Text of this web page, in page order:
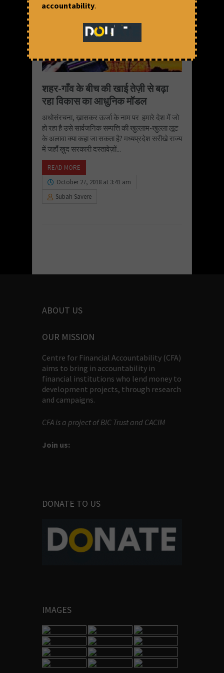
शहर-गाँव के बीच की खाई तेज़ी से बढ़ा
रहा विकास का आधुनिक मॉडल
अधोसंरचना, ख़ासकर ऊर्जा के नाम पर हमारे देश में जो
हो रहा है उसे सार्वजनिक सम्पत्ति की खुल्लाम-खुल्ला लूट
के अलावा क्या कहा जा सकता है? मध्यप्रदेश सरीखे राज्य
में जहाँ ख़ुद सरकारी दस्तावेज़ों...
READ MORE
October 27, 2018 at 3:41 am
Subah Savere
ABOUT US
OUR MISSION
Centre for Financial Accountability (CFA)
aims to bring in accountability in
financial institutions who lend money to
development projects, through research
and campaigns.
CFA is a project of BIC Trust and CACIM
Join us:
DONATE TO US
IMAGES
accountability.